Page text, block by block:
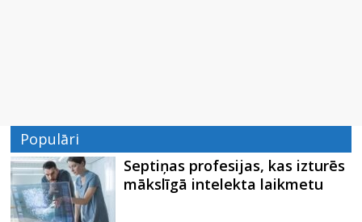
Populāri
Septiņas profesijas, kas izturēs
mākslīgā intelekta laikmetu